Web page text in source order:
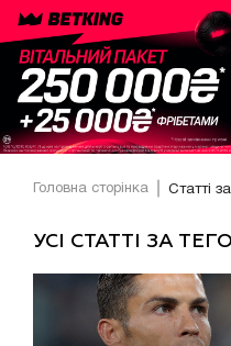
Головна сторінка Статті
УСІ СТАТТІ ЗА